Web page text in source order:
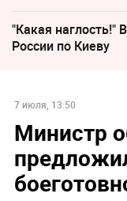
"Какая наглость!"
России по Киеву
7 июля, 13:50
Министр